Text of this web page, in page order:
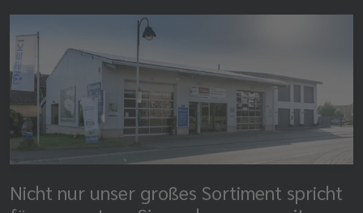
Nicht nur unser großes Sortiment spricht